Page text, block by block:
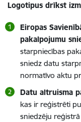
Logotipus drīkst
Eiropas
pakalpojumu
starpniecības
sniedz datu
normatīvo aktu
Datu altruisma
kas ir reģistrēti
sniedzēju